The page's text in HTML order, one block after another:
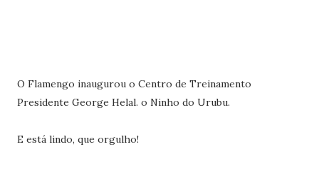
O Flamengo inaugurou o Centro de Treinamento
Presidente George Helal. o Ninho do Urubu.
E está lindo, que orgulho!